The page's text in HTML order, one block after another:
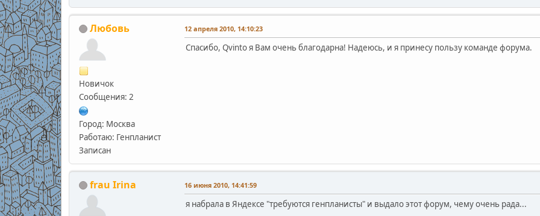
Любовь
Новичок
Сообщения: 2
Город: Москва
Работаю: Генпланист
Записан
12 апреля 2010, 14:10:23
Спасибо, Qvinto я Вам очень благодарна! Надеюсь, и я принесу пользу команде форума.
frau Irina 16 июня 2010, 14:41:59
я набрала в Яндексе "требуются генпланисты" и выдало этот форум, чему очень рада...